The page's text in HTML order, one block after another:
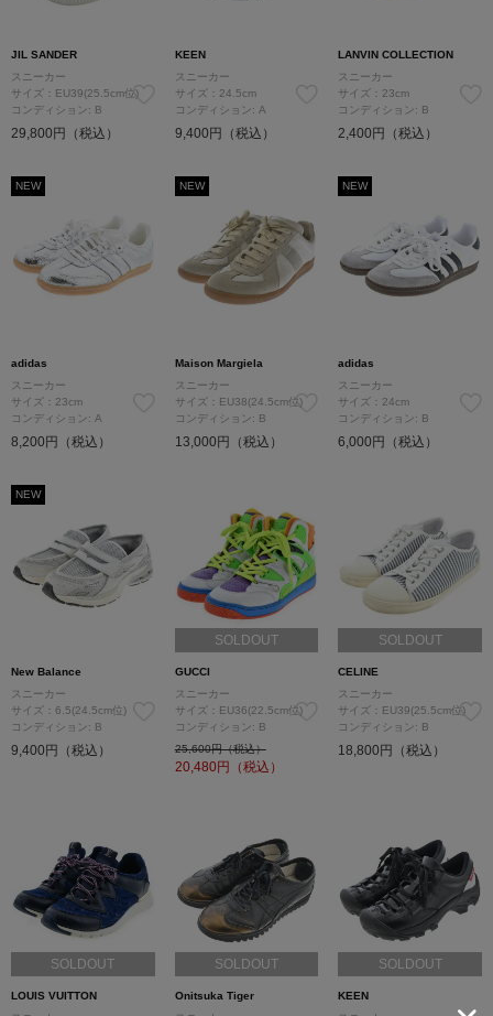
JIL SANDER
スニーカー
サイズ：EU39(25.5cm位)
コンディション: B
29,800円（税込）
KEEN
スニーカー
サイズ：24.5cm
コンディション: A
9,400円（税込）
LANVIN COLLECTION
スニーカー
サイズ：23cm
コンディション: B
2,400円（税込）
NEW
adidas
スニーカー
サイズ：23cm
コンディション: A
8,200円（税込）
NEW
Maison Margiela
スニーカー
サイズ：EU38(24.5cm位)
コンディション: B
13,000円（税込）
NEW
adidas
スニーカー
サイズ：24cm
コンディション: B
6,000円（税込）
NEW
New Balance
スニーカー
サイズ：6.5(24.5cm位)
コンディション: B
9,400円（税込）
SOLDOUT
GUCCI
スニーカー
サイズ：EU36(22.5cm位)
コンディション: B
25,600円（税込）
20,480円（税込）
SOLDOUT
CELINE
スニーカー
サイズ：EU39(25.5cm位)
コンディション: B
18,800円（税込）
SOLDOUT
LOUIS VUITTON
SOLDOUT
Onitsuka Tiger
SOLDOUT
KEEN